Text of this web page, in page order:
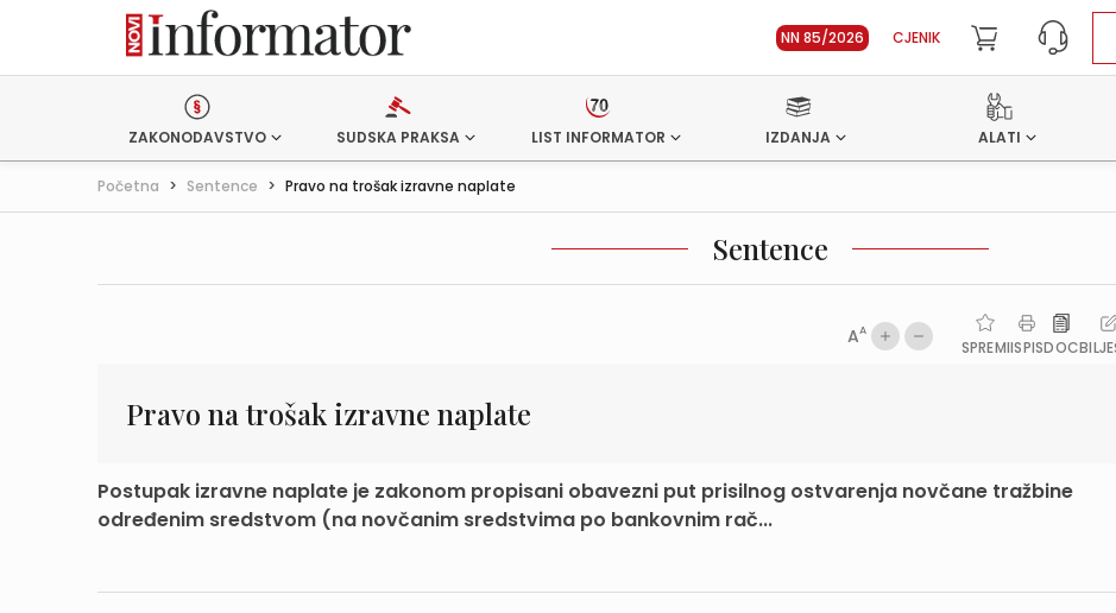
NN 85/2026 CJENIK
ZAKONODAVSTVO SUDSKA PRAKSA LIST INFORMATOR IZDANJA ALATI
Početna > Sentence > Pravo na trošak izravne naplate
Sentence
AA
SPREMIISPISDOC
Pravo na trošak izravne naplate
Postupak izravne naplate je zakonom propisani obavezni put prisilnog ostvarenja novčane tražbine
određenim sredstvom (na novčanim sredstvima po bankovnim rač...